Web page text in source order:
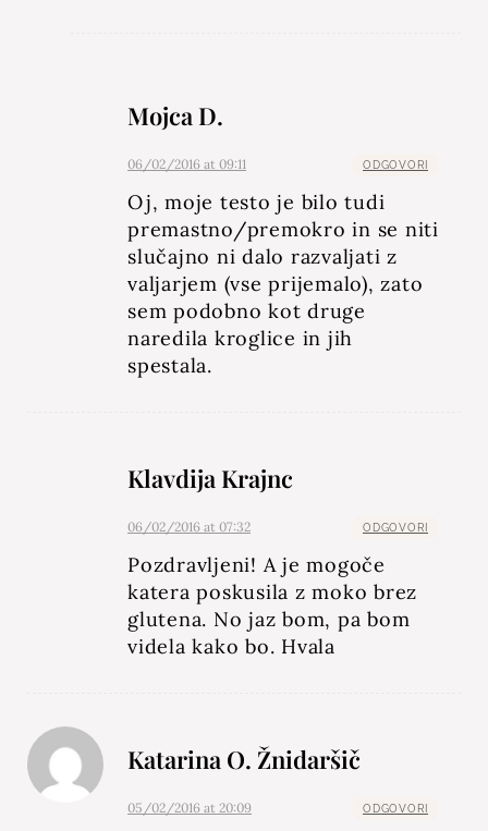
Mojca D.
06/02/2016 at 09:11 ODGOVORI
Oj, moje testo je bilo tudi
premastno/premokro in se niti
slučajno ni dalo razvaljati z
valjarjem (vse prijemalo), zato
sem podobno kot druge
naredila kroglice in jih
spestala.
Klavdija Krajnc
06/02/2016 at 07:32 ODGOVORI
Pozdravljeni! A je mogoče
katera poskusila z moko brez
glutena. No jaz bom, pa bom
videla kako bo. Hvala
Katarina O. Žnidaršič
05/02/2016 at 20:09 ODGOVORI